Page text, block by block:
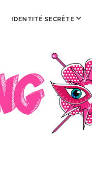
IDENTITÉ SECRÈTE ouvrir